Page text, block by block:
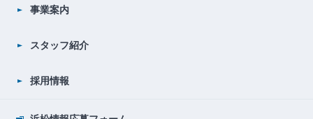
事業案内
スタッフ紹介
採用情報